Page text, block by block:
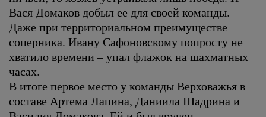
Вася Домаков добыл ее для своей команды.
Даже при территориальном преимуществе
соперника. Ивану Сафоновскому попросту не
хватило времени – упал флажок на шахматных
часах.
В итоге первое место у команды Верховажья в
составе Артема Лапина, Даниила Шадрина и